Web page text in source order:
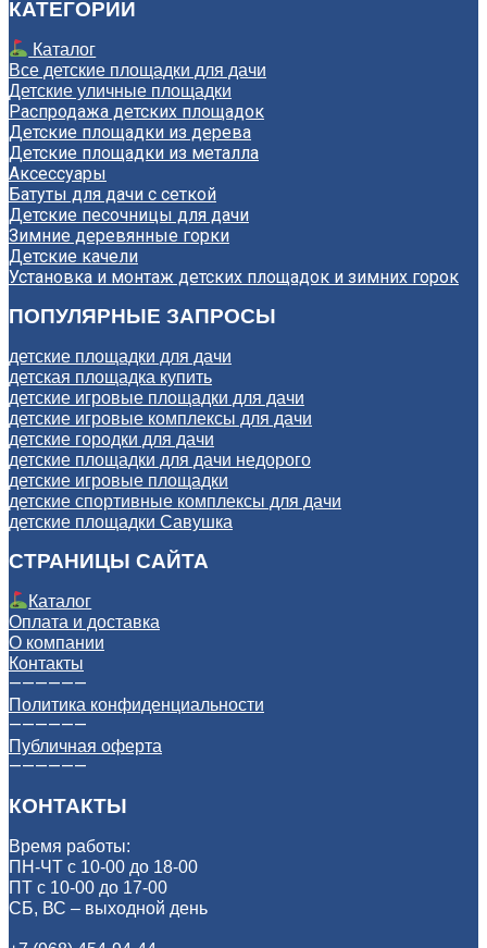
КАТЕГОРИИ
Каталог
Все детские площадки для дачи
Детские уличные площадки
Распродажа детских площадок
Детские площадки из дерева
Детские площадки из металла
Аксессуары
Батуты для дачи с сеткой
Детские песочницы для дачи
Зимние деревянные горки
Детские качели
Установка и монтаж детских площадок и зимних горок
ПОПУЛЯРНЫЕ ЗАПРОСЫ
детские площадки для дачи
детская площадка купить
детские игровые площадки для дачи
детские игровые комплексы для дачи
детские городки для дачи
детские площадки для дачи недорого
детские игровые площадки
детские спортивные комплексы для дачи
детские площадки Савушка
СТРАНИЦЫ САЙТА
Каталог
Оплата и доставка
О компании
Контакты
——————
Политика конфиденциальности
——————
Публичная оферта
——————
КОНТАКТЫ
Время работы:
ПН-ЧТ с 10-00 до 18-00
ПТ с 10-00 до 17-00
СБ, ВС – выходной день